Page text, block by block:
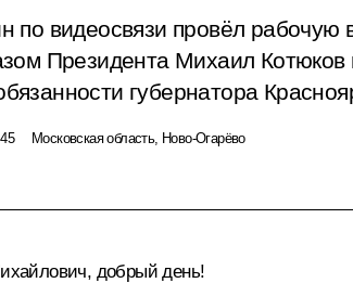
по видеосвязи провёл рабочую
Президента Михаил Котюков
губернатора
Московская область, Ново-Огарёво
добрый день!